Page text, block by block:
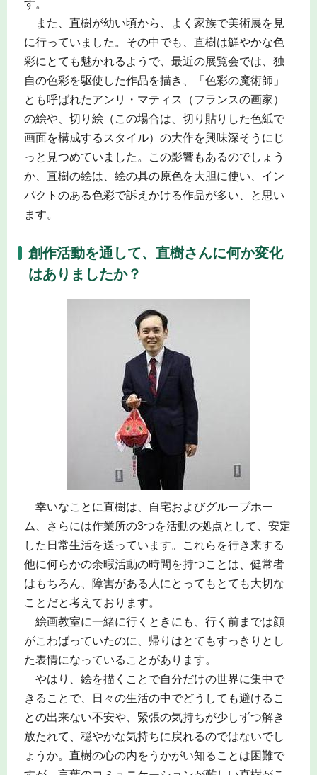
す。
また、直樹が幼い頃から、よく家族で美術展を見
に行っていました。その中でも、直樹は鮮やかな色
彩にとても魅かれるようで、最近の展覧会では、独
自の色彩を駆使した作品を描き、「色彩の魔術師」
とも呼ばれたアンリ・マティス（フランスの画家）
の絵や、切り絵（この場合は、切り貼りした色紙で
画面を構成するスタイル）の大作を興味深そうにじ
っと見つめていました。この影響もあるのでしょう
か、直樹の絵は、絵の具の原色を大胆に使い、イン
パクトのある色彩で訴えかける作品が多い、と思い
ます。
創作活動を通して、直樹さんに何か変化
はありましたか？
幸いなことに直樹は、自宅およびグループホー
ム、さらには作業所の3つを活動の拠点として、安定
した日常生活を送っています。これらを行き来する
他に何らかの余暇活動の時間を持つことは、健常者
はもちろん、障害がある人にとってもとても大切な
ことだと考えております。
絵画教室に一緒に行くときにも、行く前までは顔
がこわばっていたのに、帰りはとてもすっきりとし
た表情になっていることがあります。
やはり、絵を描くことで自分だけの世界に集中で
きることで、日々の生活の中でどうしても避けるこ
との出来ない不安や、緊張の気持ちが少しずつ解き
放たれて、穏やかな気持ちに戻れるのではないでし
ょうか。直樹の心の内をうかがい知ることは困難で